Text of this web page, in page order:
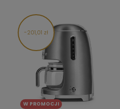
201,01 zł
W PROMOCJI